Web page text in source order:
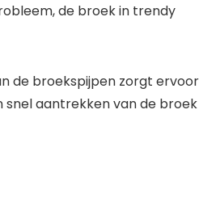
de broek in trendy
de broekspijpen zorgt
snel aantrekken van de broek